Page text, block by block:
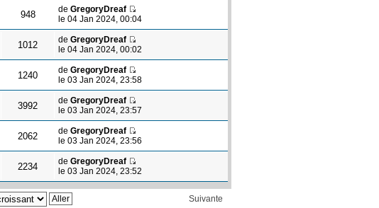
948 de GregoryDreaf
le 04 Jan 2024, 00:04
1012 de GregoryDreaf
le 04 Jan 2024, 00:02
1240 de GregoryDreaf
le 03 Jan 2024, 23:58
3992 de GregoryDreaf
le 03 Jan 2024, 23:57
2062 de GregoryDreaf
le 03 Jan 2024, 23:56
2234 de GregoryDreaf
le 03 Jan 2024, 23:52
Suivante